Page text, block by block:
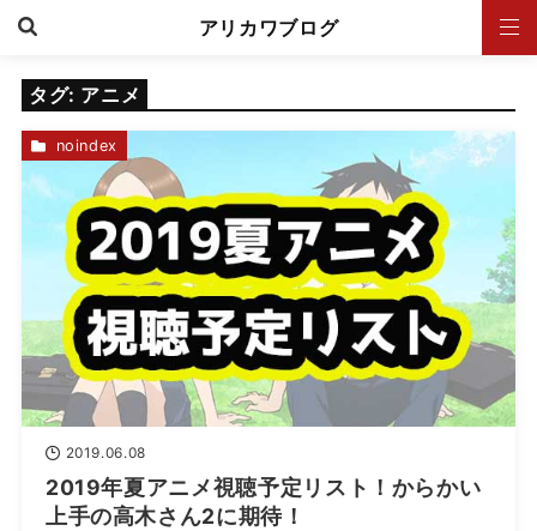
アリカワブログ
タグ: アニメ
2019.06.08
2019年夏アニメ視聴予定リスト！からかい
上手の高木さん2に期待！
noindex